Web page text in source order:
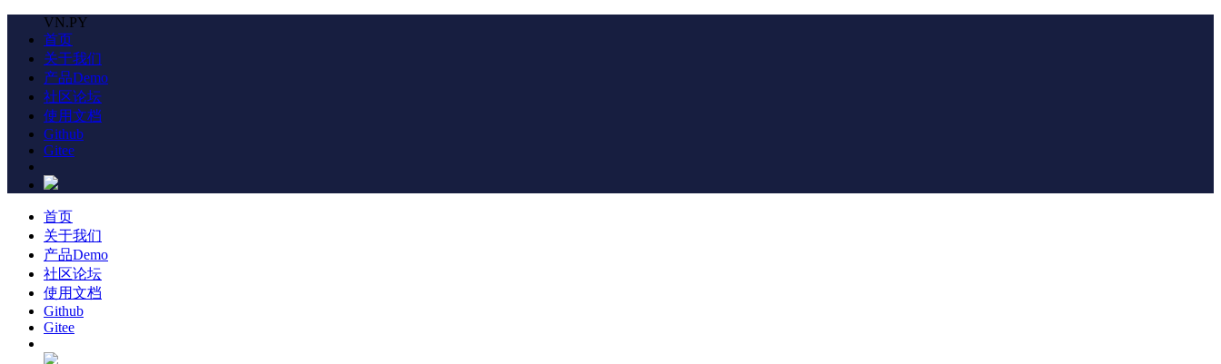
VN.PY
首页
关于我们
产品Demo
社区论坛
使用文档
Github
Gitee
首页
关于我们
产品Demo
社区论坛
使用文档
Github
Gitee